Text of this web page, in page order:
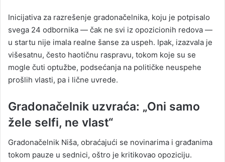
Inicijativa za razrešenje gradonačelnika, koju je potpisalo
svega 24 odbornika — čak ne svi iz opozicionih redova —
u startu nije imala realne šanse za uspeh. Ipak, izazvala je
višesatnu, često haotičnu raspravu, tokom koje su se
mogle čuti optužbe, podsećanja na političke neuspehe
prošlih vlasti, pa i lične uvrede.
Gradonačelnik uzvraća: „Oni samo
žele selfi, ne vlast“
Gradonačelnik Niša, obraćajući se novinarima i građanima
tokom pauze u sednici, oštro je kritikovao opoziciju.